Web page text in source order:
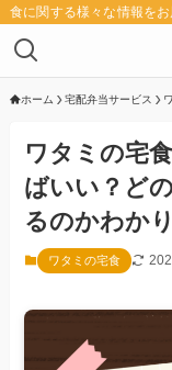
食に関する様々な情報を
ホーム 宅配弁当サービス
ワタミの宅
ばいい？ど
るのかわか
ワタミの宅食